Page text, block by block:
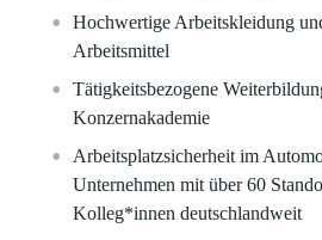
Hochwertige Arbeitskleidung
Arbeitsmittel
Tätigkeitsbezogene
Konzernakademie
Arbeitsplatzsicherheit im
Unternehmen mit über 60
Kolleg*innen deutschlandweit